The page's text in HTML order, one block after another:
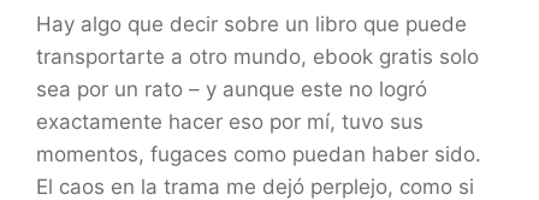
Hay algo que decir sobre un libro que puede
transportarte a otro mundo, ebook gratis solo
sea por un rato – y aunque este no logró
exactamente hacer eso por mí, tuvo sus
momentos, fugaces como puedan haber sido.
El caos en la trama me dejó perplejo, como si